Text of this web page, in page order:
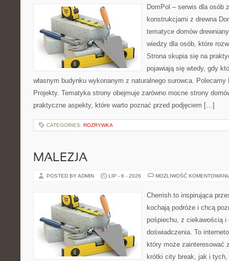
DomPol – serwis dla osób
konstrukcjami z drewna
tematyce domów
wiedzy dla osób, które
Strona skupia się na
pojawiają się wtedy, gdy
własnym budynku wykonanym z naturalnego surowca.
Projekty. Tematyka strony obejmuje zarówno mocne strony
praktyczne aspekty, które warto poznać przed podjęciem […]
CATEGORIES: ROZRYWKA
MALEZJA
POSTED BY ADMIN LIP - 6 - 2026 MOŻLIWOŚĆ
Cherrish to inspirująca
kochają podróże i chcą
pośpiechu, z ciekawością i
doświadczenia. To
który może zainteresować
krótki city break, jak i